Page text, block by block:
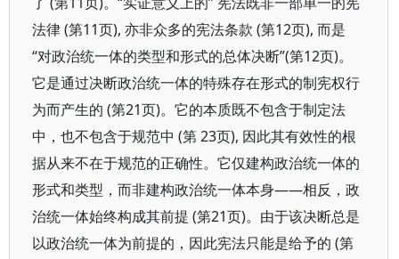
法律 (第11页), 亦非众多的宪法条款 (第12页), 而是
“对政治统一体的类型和形式的总体决断”(第12页)。
它是通过决断政治统一体的特殊存在形式的制宪权行
为而产生的 (第21页)。它的本质既不包含于制定法
中，也不包含于规范中 (第 23页), 因此其有效性的根
据从来不在于规范的正确性。它仅建构政治统一体的
形式和类型，而非建构政治统一体本身——相反，政
治统一体始终构成其前提 (第21页)。由于该决断总是
以政治统一体为前提的，因此宪法只能是给予的 (第